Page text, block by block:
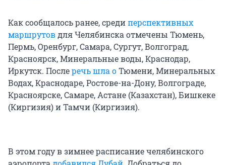
Как сообщалось ранее, средиперспективных
маршрутовдля Челябинска отмечены Тюмень,
Пермь, Оренбург, Самара, Сургут, Волгоград,
Красноярск, Минеральные воды, Краснодар,
Иркутск. Послеречь шла оТюмени, Минеральных
Водах, Краснодаре, Ростове-на-Дону, Волгограде,
Красноярске, Самаре, Астане (Казахстан), Бишкеке
(Киргизия) и Тамчи (Киргизия).
В этом году в зимнее расписание челябинского